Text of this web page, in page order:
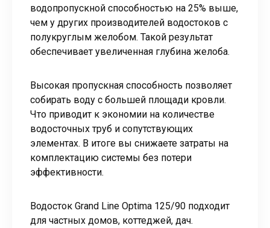
водопропускной способностью на 25% выше,
чем у других производителей водостоков с
полукруглым желобом. Такой результат
обеспечивает увеличенная глубина желоба.
Высокая пропускная способность позволяет
собирать воду с большей площади кровли.
Что приводит к экономии на количестве
водосточных труб и сопутствующих
элементах. В итоге вы снижаете затраты на
комплектацию системы без потери
эффективности.
Водосток Grand Line Optima 125/90 подходит
для частных домов, коттеджей, дач.